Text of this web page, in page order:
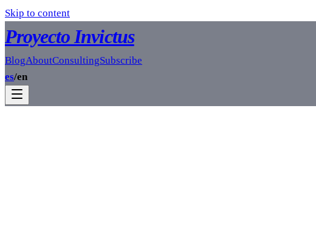
Skip to content
Proyecto Invictus
BlogAboutConsultingSubscribe
es/en